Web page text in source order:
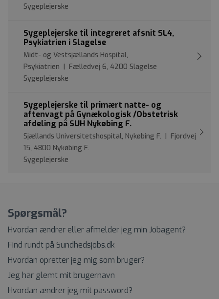
Sygeplejerske
Sygeplejerske til integreret afsnit SL4,
Psykiatrien i Slagelse
Midt- og Vestsjællands Hospital,
Psykiatrien | Fælledvej 6, 4200 Slagelse
Sygeplejerske
Sygeplejerske til primært natte- og
aftenvagt på Gynækologisk /Obstetrisk
afdeling på SUH Nykøbing F.
Sjællands Universitetshospital, Nykøbing F. | Fjordvej
15, 4800 Nykøbing F.
Sygeplejerske
Spørgsmål?
Hvordan ændrer eller afmelder jeg min Jobagent?
Find rundt på Sundhedsjobs.dk
Hvordan opretter jeg mig som bruger?
Jeg har glemt mit brugernavn
Hvordan ændrer jeg mit password?